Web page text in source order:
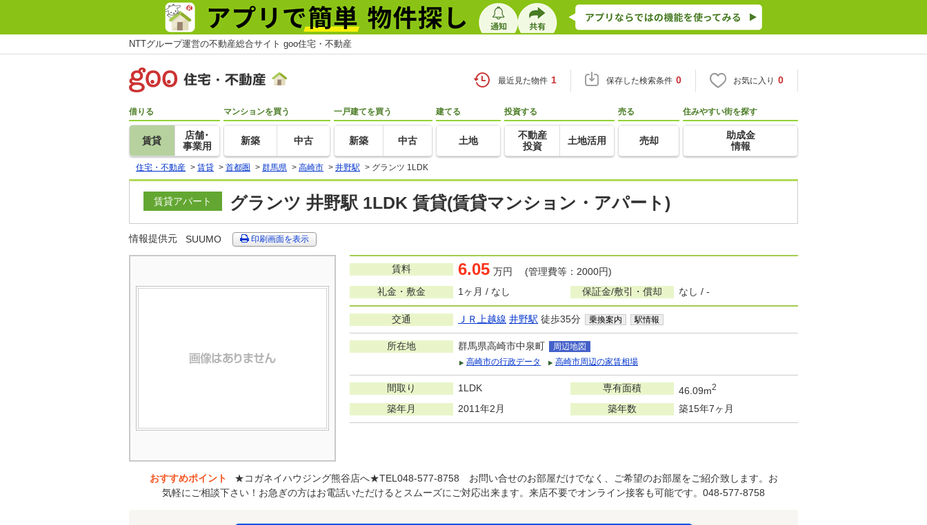
NTTグループ運営の不動産総合サイト goo住宅・不動産
最近見た物件 1 保存した検索条件 0 お気に入り 0
借りる
賃貸
店舗･
事業用
マンションを買う
新築 中古
一戸建てを買う
新築 中古
建てる
土地
投資する
不動産
投資
土地活用
売る
売却
住みやすい街を探す
助成金
情報
住宅・不動産 > 賃貸 > 首都圏 > 群馬県 > 高崎市 > 井野駅 > グランツ 1LDK
賃貸アパート グランツ 井野駅 1LDK 賃貸(賃貸マンション・アパート)
情報提供元 SUUMO 印刷画面を表示
賃料 6.05 万円 (管理費等：2000円)
礼金・敷金
1ヶ月 / なし 保証金/敷引・償却 なし / -
交通 ＪＲ上越線 井野駅 徒歩35分 乗換案内 駅情報
所在地 群馬県高崎市中泉町
周辺地図
高崎市の行政データ
高崎市周辺の家賃相場
間取り 1LDK 専有面積 46.09m2
築年月 2011年2月 築年数 築15年7ヶ月
おすすめポイント
★コガネイハウジング熊谷店へ★TEL048-577-8758 お問い合せのお部屋だけでなく、ご希望のお部屋をご紹介致します。お
気軽にご相談下さい！お急ぎの方はお電話いただけるとスムーズにご対応出来ます。来店不要でオンライン接客も可能です。048-577-8758